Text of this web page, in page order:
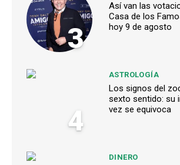
3
Así van las
Casa de los
hoy 9 de agosto
4
ASTROLOGÍA
Los signos del
sexto sentido: su
vez se equivoca
DINERO